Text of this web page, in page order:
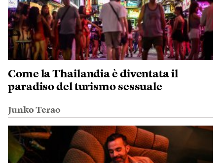
Come la Thailandia è diventata il
paradiso del turismo sessuale
Junko Terao